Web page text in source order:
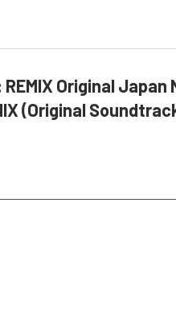
REMIX Original
(Original